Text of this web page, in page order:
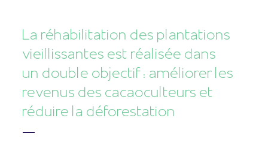
La réhabilitation des plantations
vieillissantes est réalisée dans
un double objectif : améliorer les
revenus des cacaoculteurs et
réduire la déforestation